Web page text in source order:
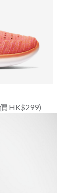
HK$299)